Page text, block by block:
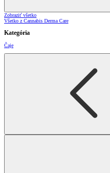
Zobraziť všetko
Všetko z Cannabis Derma Care
Kategória
Čaje